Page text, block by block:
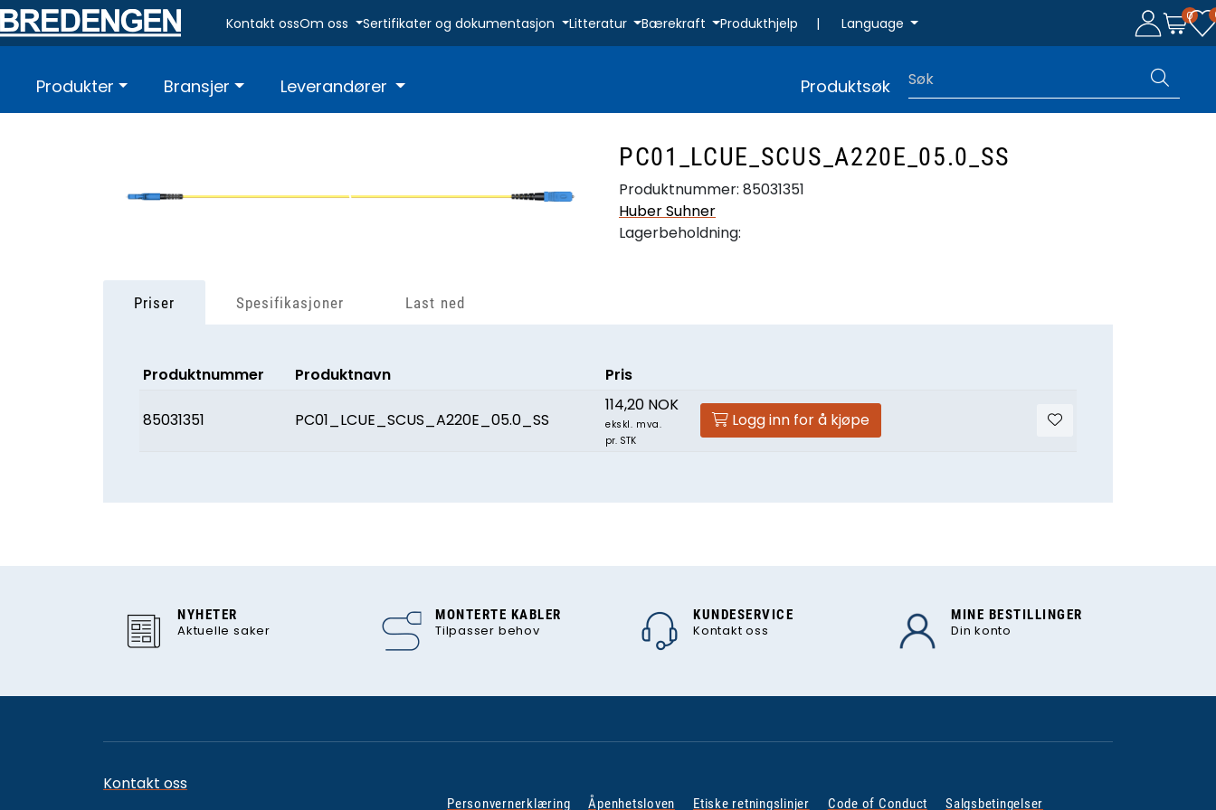
Skip to main content
Kontakt ossOm oss Sertifikater og dokumentasjon Litteratur Bærekraft Produkthjelp | Language 0
Produkter Bransjer Leverandører Produktsøk
PC01_LCUE_SCUS_A220E_05.0_SS
Produktnummer: 85031351
Huber Suhner
Lagerbeholdning:
Priser Spesifikasjoner Last ned
Produktnummer Produktnavn Pris
85031351 PC01_LCUE_SCUS_A220E_05.0_SS
114,20 NOK
ekskl. mva.
pr. STK
Logg inn for å kjøpe
NYHETER
Aktuelle saker
MONTERTE KABLER
Tilpasser behov
KUNDESERVICE
Kontakt oss
MINE BESTILLINGER
Din konto
Kontakt oss
Personvernerklæring Åpenhetsloven Etiske retningslinjer Code of Conduct Salgsbetingelser